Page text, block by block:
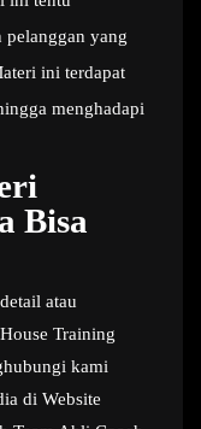
pelanggan yang
ini terdapat
menghadapi
Bisa
atau
Training
kami
di Website